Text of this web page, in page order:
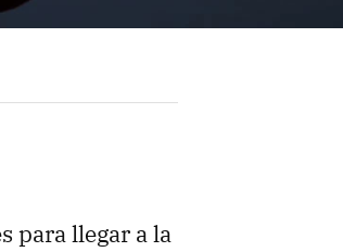
para llegar a la